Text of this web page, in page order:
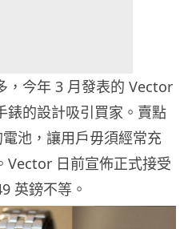
，今年 3 月發表的 Vector
錶的設計吸引買家。賣點
池，讓用戶毋須經常充
Vector 日前宣佈正式接受
英鎊不等。